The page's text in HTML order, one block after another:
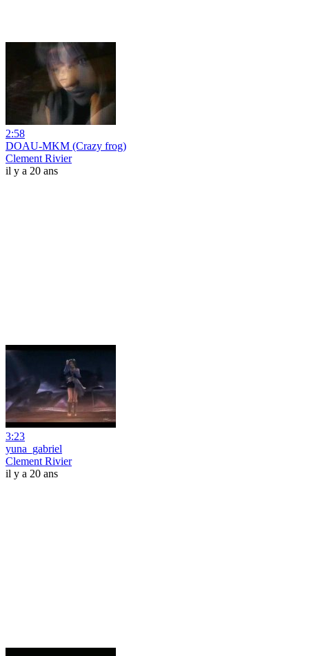
2:58
DOAU-MKM (Crazy frog)
Clement Rivier
il y a 20 ans
3:23
yuna_gabriel
Clement Rivier
il y a 20 ans